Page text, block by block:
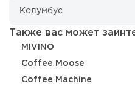
российский...
Также вас может
MIVINO
Coffee Moose
Coffee Machine